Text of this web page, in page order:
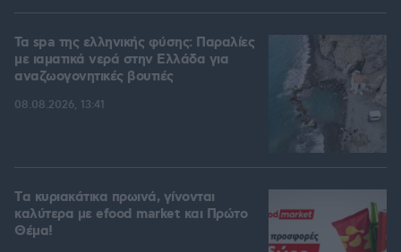
Τα spa της ελληνικής φύσης: Παραλίες
με ιαματικά νερά στην Ελλάδα για
αναζωογονητικές βουτιές
08.08.2026, 13:41
Tα κυριακάτικα πρωινά, γίνονται
καλύτερα με efood market και Πρώτο
Θέμα!